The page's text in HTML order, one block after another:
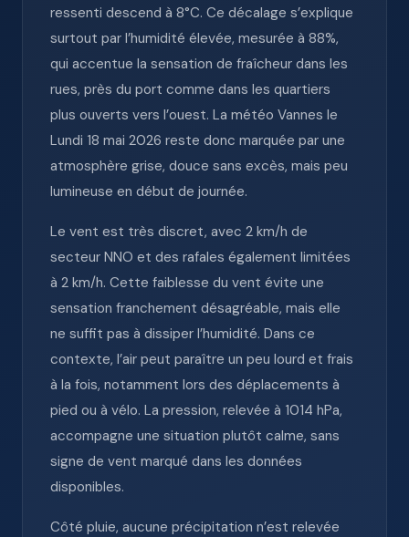
ressenti descend à 8°C. Ce décalage s’explique
surtout par l’humidité élevée, mesurée à 88%,
qui accentue la sensation de fraîcheur dans les
rues, près du port comme dans les quartiers
plus ouverts vers l’ouest. La météo Vannes le
Lundi 18 mai 2026 reste donc marquée par une
atmosphère grise, douce sans excès, mais peu
lumineuse en début de journée.
Le vent est très discret, avec 2 km/h de
secteur NNO et des rafales également limitées
à 2 km/h. Cette faiblesse du vent évite une
sensation franchement désagréable, mais elle
ne suffit pas à dissiper l’humidité. Dans ce
contexte, l’air peut paraître un peu lourd et frais
à la fois, notamment lors des déplacements à
pied ou à vélo. La pression, relevée à 1014 hPa,
accompagne une situation plutôt calme, sans
signe de vent marqué dans les données
disponibles.
Côté pluie, aucune précipitation n’est relevée